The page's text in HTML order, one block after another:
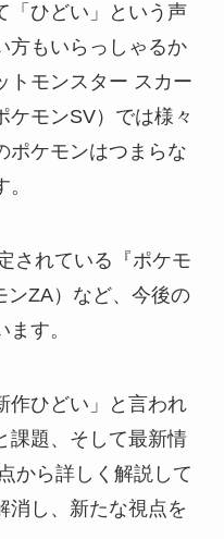
「ひどい」という声
方もいらっしゃるか
トモンスター スカー
ケモンSV）では様々
ポケモンはつまらな
されている『ポケモ
ンZA）など、今後の
す。
作ひどい」と言われ
課題、そして最新情
から詳しく解説して
消し、新たな視点を